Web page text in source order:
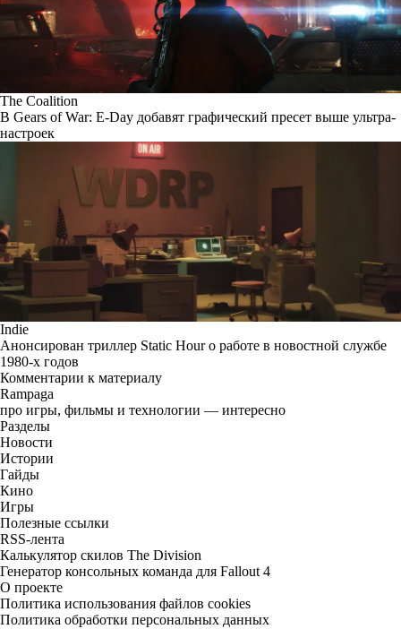
The Coalition
В Gears of War: E-Day добавят графический пресет выше ультра-
настроек
Indie
Анонсирован триллер Static Hour о работе в новостной службе
1980-х годов
Комментарии к материалу
Rampaga
про игры, фильмы и технологии — интересно
Разделы
Новости
Истории
Гайды
Кино
Игры
Полезные ссылки
RSS-лента
Калькулятор скилов The Division
Генератор консольных команда для Fallout 4
О проекте
Политика использования файлов cookies
Политика обработки персональных данных